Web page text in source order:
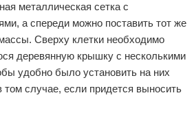
металлическая сетка с
а спереди можно поставить тот же
Сверху клетки необходимо
деревянную крышку с несколькими
удобно было установить на них
случае, если придется выносить